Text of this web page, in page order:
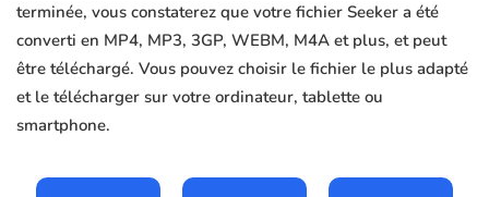
terminée, vous constaterez que votre fichier Seeker a été
converti en MP4, MP3, 3GP, WEBM, M4A et plus, et peut
être téléchargé. Vous pouvez choisir le fichier le plus adapté
et le télécharger sur votre ordinateur, tablette ou
smartphone.